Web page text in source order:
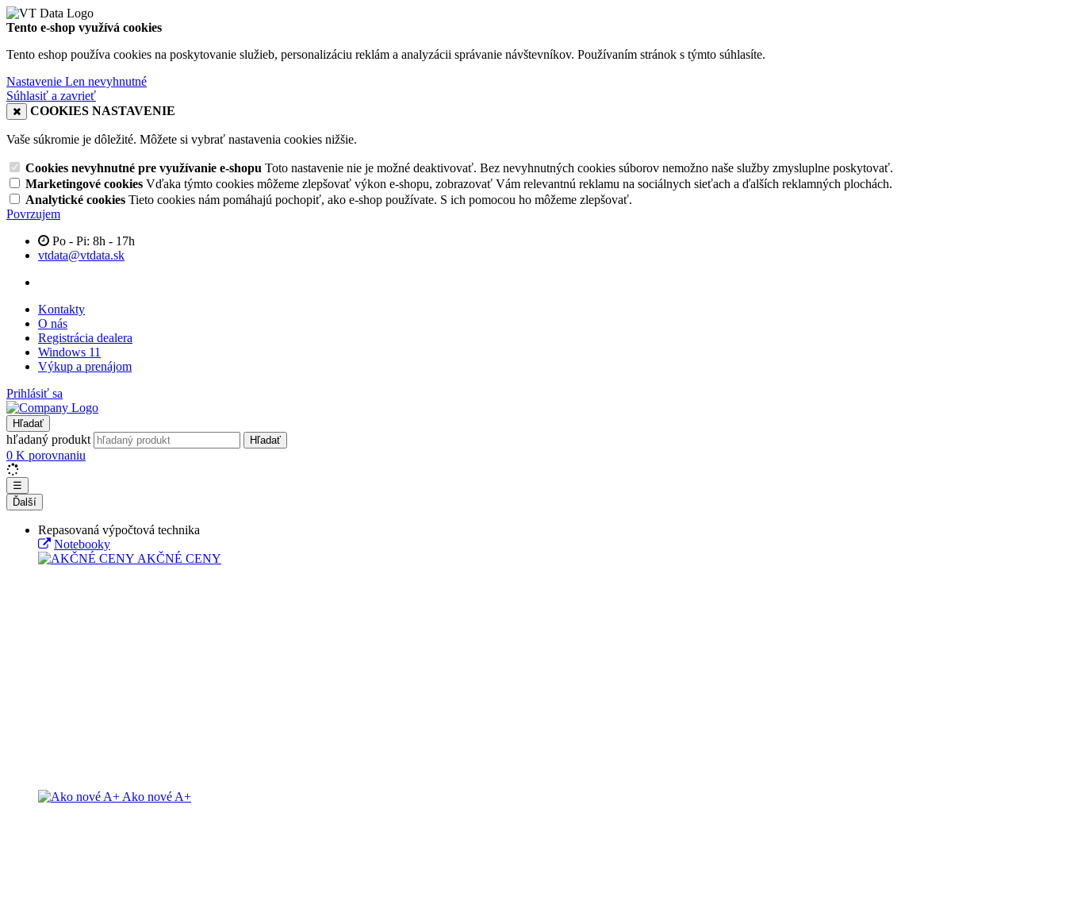
Tento e-shop využívá cookies
Tento eshop používa cookies na poskytovanie služieb, personalizáciu reklám a analyzácii správanie návštevníkov. Používaním stránok s týmto súhlasíte.
Nastavenie Len nevyhnutné
Súhlasiť a zavrieť
COOKIES NASTAVENIE
Vaše súkromie je dôležité. Môžete si vybrať nastavenia cookies nižšie.
Cookies nevyhnutné pre využívanie e-shopu Toto nastavenie nie je možné deaktivovať. Bez nevyhnutných cookies súborov nemožno naše služby zmysluplne poskytovať.
Marketingové cookies Vďaka týmto cookies môžeme zlepšovať výkon e-shopu, zobrazovať Vám relevantnú reklamu na sociálnych sieťach a ďalších reklamných plochách.
Analytické cookies Tieto cookies nám pomáhajú pochopiť, ako e-shop používate. S ich pomocou ho môžeme zlepšovať.
Povrzujem
Po - Pi: 8h - 17h
vtdata@vtdata.sk
Kontakty
O nás
Registrácia dealera
Windows 11
Výkup a prenájom
Prihlásiť sa
Hľadať
hľadaný produkt Hľadať
0 K porovnaniu
☰
Ďalší
Repasovaná výpočtová technika
Notebooky
AKČNÉ CENY
Ako nové A+